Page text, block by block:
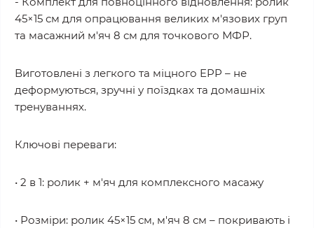
45×15 см для опрацювання великих м'язових груп
та масажний м'яч 8 см для точкового МФР.
Виготовлені з легкого та міцного EPP – не
деформуються, зручні у поїздках та домашніх
тренуваннях.
Ключові переваги:
• 2 в 1: ролик + м'яч для комплексного масажу
• Розміри: ролик 45×15 см, м'яч 8 см – покривають і